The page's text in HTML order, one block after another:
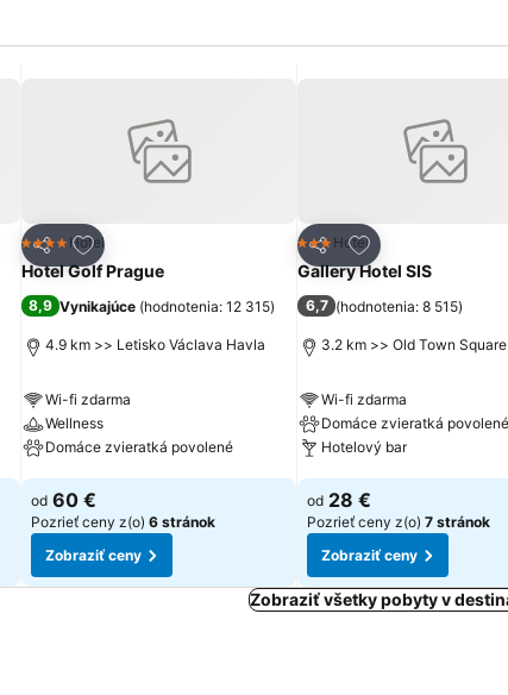
Zdieľať
Pridať do obľúbených
4 Počet hviezdičiek
Hotel
Hotel Golf Prague
8,9 Vynikajúce (hodnotenia: 12 315)
4.9 km >> Letisko Václava Havla
Wi-fi zdarma
Wellness
Domáce zvieratká povolené
Zobraziť ceny
od 60 €
Pozrieť ceny z(o) 6 stránok
Zobraziť ceny
Zdieľať
Pridať do
3 Počet hviezdičiek
Hotel
Gallery Hotel SIS
6,7 (hodnotenia: 8 515)
3.2 km >> Old Town Square
Wi-fi zdarma
Domáce zvieratká povolené
Hotelový bar
Zobraziť ceny
od 28 €
Pozrieť ceny z(o) 7 stránok
Zobraziť ceny
Zobraziť všetky pobyty v